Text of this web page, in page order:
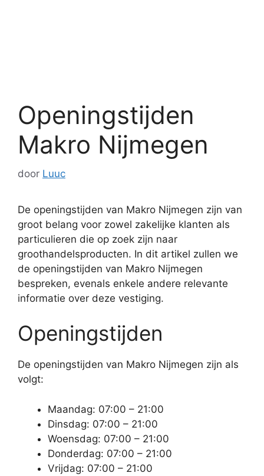
Openingstijden
Makro Nijmegen
door Luuc
De openingstijden van Makro Nijmegen zijn van
groot belang voor zowel zakelijke klanten als
particulieren die op zoek zijn naar
groothandelsproducten. In dit artikel zullen we
de openingstijden van Makro Nijmegen
bespreken, evenals enkele andere relevante
informatie over deze vestiging.
Openingstijden
De openingstijden van Makro Nijmegen zijn als
volgt:
Maandag: 07:00 – 21:00
Dinsdag: 07:00 – 21:00
Woensdag: 07:00 – 21:00
Donderdag: 07:00 – 21:00
Vrijdag: 07:00 – 21:00